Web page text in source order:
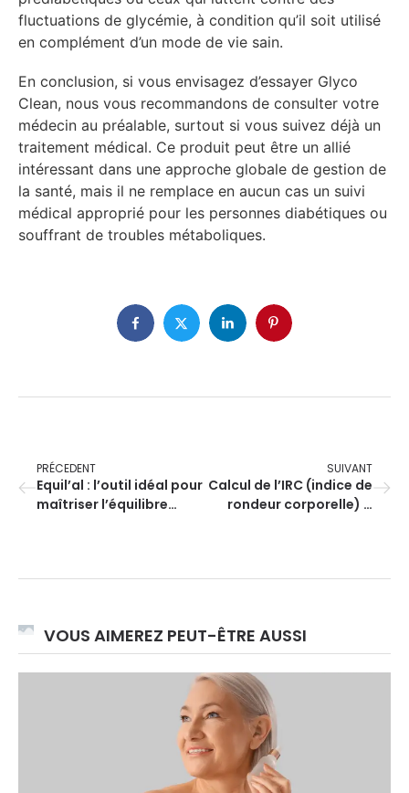
fluctuations de glycémie, à condition qu’il soit utilisé
en complément d’un mode de vie sain.
En conclusion, si vous envisagez d’essayer Glyco
Clean, nous vous recommandons de consulter votre
médecin au préalable, surtout si vous suivez déjà un
traitement médical. Ce produit peut être un allié
intéressant dans une approche globale de gestion de
la santé, mais il ne remplace en aucun cas un suivi
médical approprié pour les personnes diabétiques ou
souffrant de troubles métaboliques.
PRÉCEDENT
Equil’al : l’outil idéal pour
maîtriser l’équilibre
SUIVANT
Calcul de l’IRC (indice de
rondeur corporelle) –
VOUS AIMEREZ PEUT-ÊTRE AUSSI